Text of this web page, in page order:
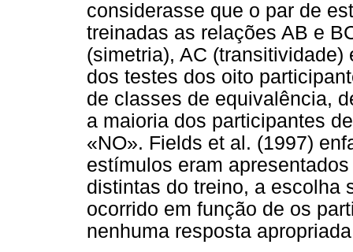
considerasse que o par de
treinadas as relações AB e
(simetria), AC
dos testes dos oito
de classes de equivalência,
a maioria dos participantes
«NO». Fields et al. (1997)
estímulos eram
distintas do treino, a escolha
ocorrido em função de os
nenhuma resposta